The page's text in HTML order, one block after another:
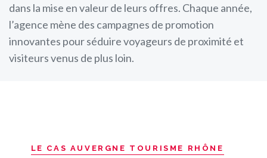
dans la mise en valeur de leurs offres. Chaque année,
l’agence mène des campagnes de promotion
innovantes pour séduire voyageurs de proximité et
visiteurs venus de plus loin.
LE CAS AUVERGNE TOURISME
RHÔNE